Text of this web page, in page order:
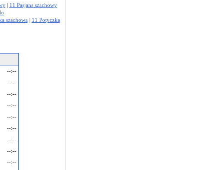
| 11 Pasjans szachowy
szachowa | 11 Potyczka
--:--
--:--
--:--
--:--
--:--
--:--
--:--
--:--
--:--